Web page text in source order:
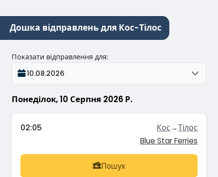
Дошка відправлень для Кос-Тілос
Понеділок, 10 Серпня 2026 Р.
Показати відправлення для:
10.08.2026
02:05 Кос→Тілос
Blue Star Ferries
Пошук